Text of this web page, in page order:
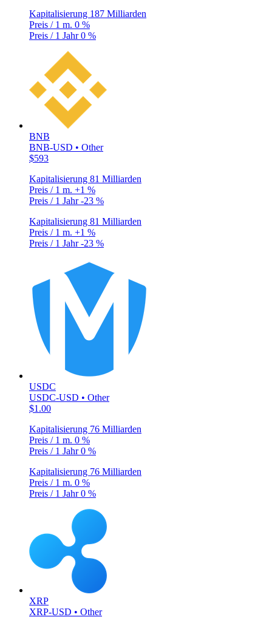
Kapitalisierung 187 Milliarden
Preis / 1 m. 0 %
Preis / 1 Jahr0 %
BNB
BNB-USD • Other
$593
Kapitalisierung 81 Milliarden
Preis / 1 m. +1 %
Preis / 1 Jahr-23 %
Kapitalisierung 81 Milliarden
Preis / 1 m. +1 %
Preis / 1 Jahr-23 %
USDC
USDC-USD • Other
$1.00
Kapitalisierung 76 Milliarden
Preis / 1 m. 0 %
Preis / 1 Jahr0 %
Kapitalisierung 76 Milliarden
Preis / 1 m. 0 %
Preis / 1 Jahr0 %
XRP
XRP-USD • Other